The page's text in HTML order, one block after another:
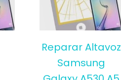
Reparar Altavoz
Samsung